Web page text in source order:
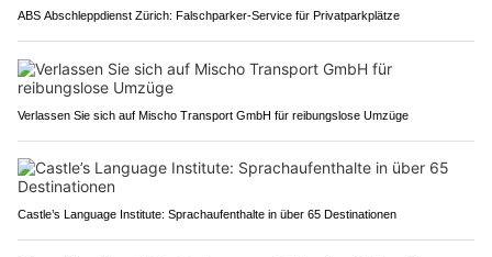
ABS Abschleppdienst Zürich: Falschparker-Service für Privatparkplätze
Verlassen Sie sich auf Mischo Transport GmbH für reibungslose Umzüge
Castle’s Language Institute: Sprachaufenthalte in über 65 Destinationen